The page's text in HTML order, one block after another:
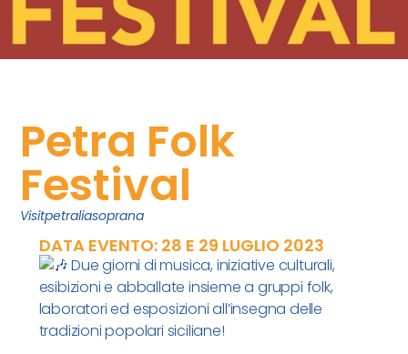
Petra Folk
Festival
Visitpetraliasoprana
DATA EVENTO: 28 E 29 LUGLIO 2023
Due giorni di musica, iniziative culturali,
esibizioni e abballate insieme a gruppi folk,
laboratori ed esposizioni all’insegna delle
tradizioni popolari siciliane!